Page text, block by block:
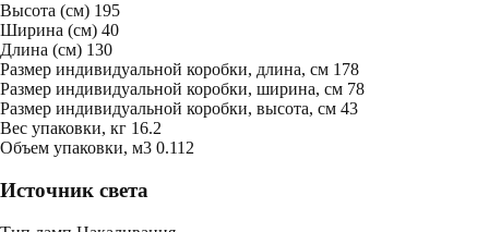
Высота (см) 195
Ширина (см) 40
Длина (см) 130
Размер индивидуальной коробки, длина, см 178
Размер индивидуальной коробки, ширина, см 78
Размер индивидуальной коробки, высота, см 43
Bес упаковки, кг 16.2
Oбъем упаковки, м3 0.112
Источник света